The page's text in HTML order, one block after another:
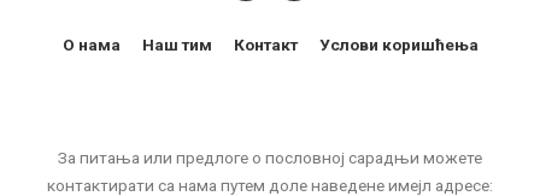
За питања или предлоге о пословној сарадњи можете
контактирати са нама путем доле наведене имејл адресе:
О нама Наш тим Контакт Услови коришћења